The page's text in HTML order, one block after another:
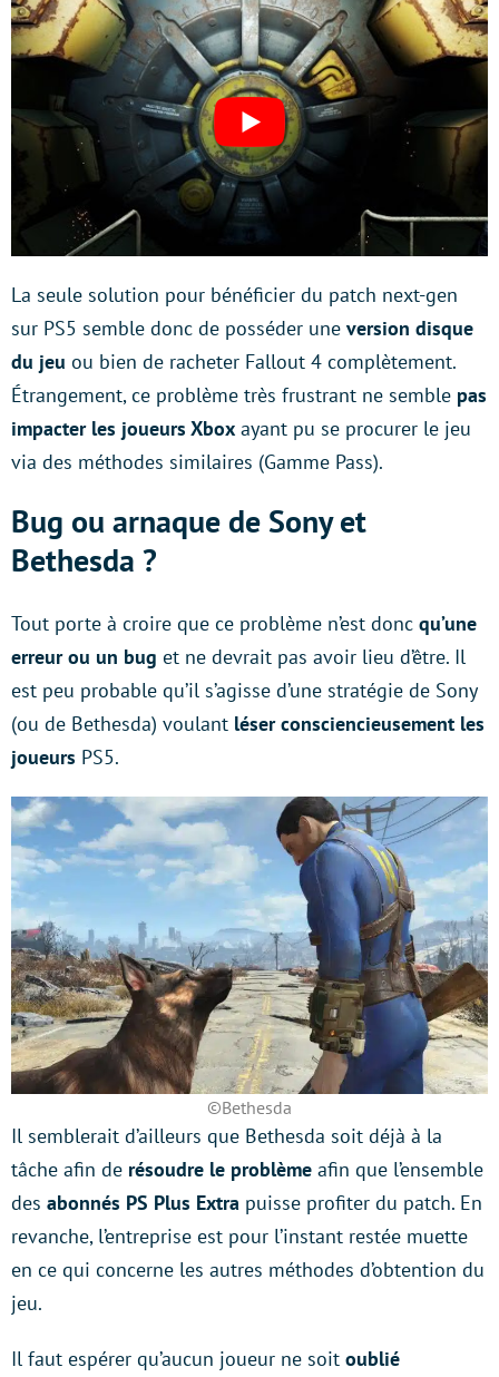
La seule solution pour bénéficier du patch next-gen
sur PS5 semble donc de posséder une version disque
du jeu ou bien de racheter Fallout 4 complètement.
Étrangement, ce problème très frustrant ne semble pas
impacter les joueurs Xbox ayant pu se procurer le jeu
via des méthodes similaires (Gamme Pass).
Bug ou arnaque de Sony et
Bethesda ?
Tout porte à croire que ce problème n’est donc qu’une
erreur ou un bug et ne devrait pas avoir lieu d’être. Il
est peu probable qu’il s’agisse d’une stratégie de Sony
(ou de Bethesda) voulant léser consciencieusement les
joueurs PS5.
©Bethesda
Il semblerait d’ailleurs que Bethesda soit déjà à la
tâche afin de résoudre le problème afin que l’ensemble
des abonnés PS Plus Extra puisse profiter du patch. En
revanche, l’entreprise est pour l’instant restée muette
en ce qui concerne les autres méthodes d’obtention du
jeu.
Il faut espérer qu’aucun joueur ne soit oublié